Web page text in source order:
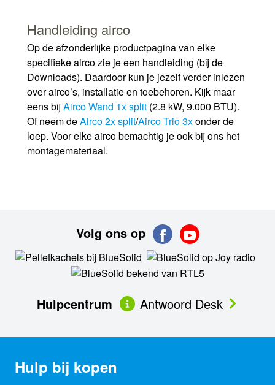
Handleiding airco
Op de afzonderlijke productpagina van elke
specifieke airco zie je een handleiding (bij de
Downloads). Daardoor kun je jezelf verder inlezen
over airco’s, installatie en toebehoren. Kijk maar
eens bijAirco Wand 1x split (2.8 kW, 9.000 BTU).
Of neem deAirco 2x split/Airco Trio 3xonder de
loep. Voor elke airco bemachtig je ook bij ons het
montagemateriaal.
Volg ons op
Hulpcentrum Antwoord Desk
Hulp bij kopen